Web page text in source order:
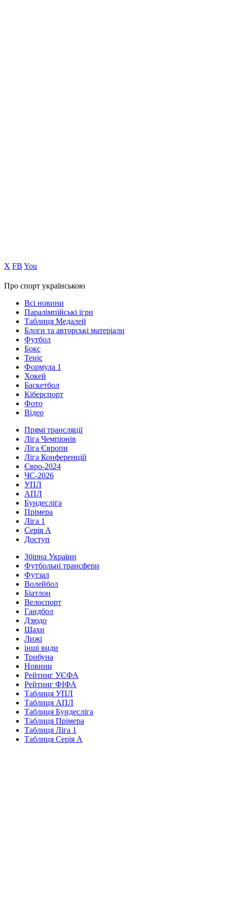
Х FB You
Про спорт українською
Всі новини
Паралімпійські ігри
Таблиця Медалей
Блоги та авторські матеріали
Футбол
Бокс
Теніс
Формула 1
Хокей
Баскетбол
Кіберспорт
Фото
Відео
Прямі трансляції
Ліга Чемпіонів
Ліга Європи
Ліга Конференцій
Євро-2024
ЧС-2026
УПЛ
АПЛ
Бундесліга
Прімера
Ліга 1
Серія А
Доступ
Збірна України
Футбольні трансфери
Футзал
Волейбол
Біатлон
Велоспорт
Гандбол
Дзюдо
Шахи
Лижі
інші види
Трибуна
Новини
Рейтинг УЄФА
Рейтинг ФІФА
Таблиця УПЛ
Таблиця АПЛ
Таблиця Бундесліга
Таблиця Прімера
Таблиця Ліга 1
Таблиця Серія А